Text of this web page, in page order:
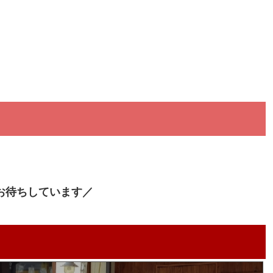
待ちしています／